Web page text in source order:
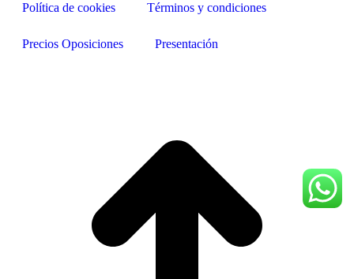
Política de cookies Términos y condiciones
Precios Oposiciones Presentación